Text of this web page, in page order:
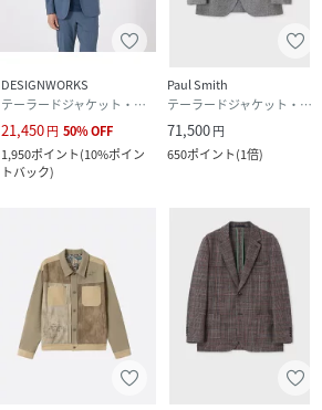
DESIGNWORKS
テーラードジャケット・ブレザー
21,450円 50%OFF
1,950ポイント(10%ポイン
トバック)
Paul Smith
テーラードジャケット・ブレザー
71,500円
650ポイント(1倍)